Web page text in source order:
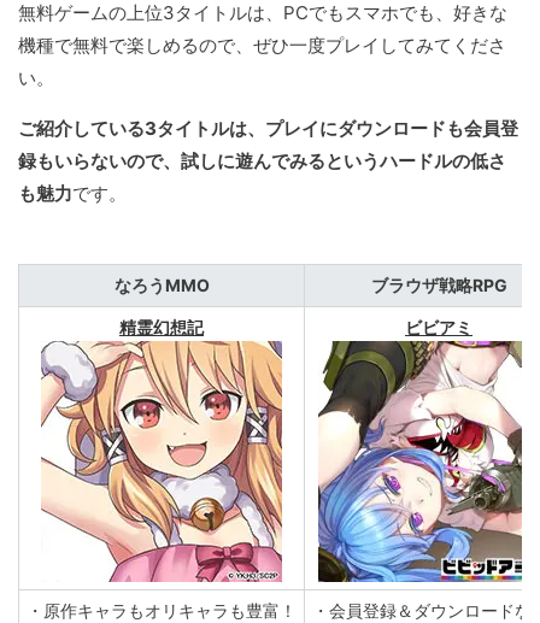
無料ゲームの上位3タイトルは、PCでもスマホでも、好きな
機種で無料で楽しめるので、ぜひ一度プレイしてみてくださ
い。
ご紹介している3タイトルは、プレイにダウンロードも会員登
録もいらないので、試しに遊んでみるというハードルの低さ
も魅力です。
なろうMMO ブラウザ戦略RPG
精霊幻想記 ビビアミ
・原作キャラもオリキャラも豊富！
・会員登録＆ダウンロードな